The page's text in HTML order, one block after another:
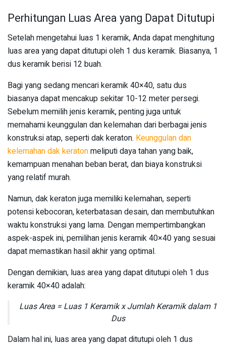
Perhitungan Luas Area yang Dapat Ditutupi
Setelah mengetahui luas 1 keramik, Anda dapat menghitung
luas area yang dapat ditutupi oleh 1 dus keramik. Biasanya, 1
dus keramik berisi 12 buah.
Bagi yang sedang mencari keramik 40×40, satu dus
biasanya dapat mencakup sekitar 10-12 meter persegi.
Sebelum memilih jenis keramik, penting juga untuk
memahami keunggulan dan kelemahan dari berbagai jenis
konstruksi atap, seperti dak keraton. Keunggulan dan
kelemahan dak keratonmeliputi daya tahan yang baik,
kemampuan menahan beban berat, dan biaya konstruksi
yang relatif murah.
Namun, dak keraton juga memiliki kelemahan, seperti
potensi kebocoran, keterbatasan desain, dan membutuhkan
waktu konstruksi yang lama. Dengan mempertimbangkan
aspek-aspek ini, pemilihan jenis keramik 40×40 yang sesuai
dapat memastikan hasil akhir yang optimal.
Dengan demikian, luas area yang dapat ditutupi oleh 1 dus
keramik 40×40 adalah:
Luas Area = Luas 1 Keramik x Jumlah Keramik dalam 1
Dus
Dalam hal ini, luas area yang dapat ditutupi oleh 1 dus